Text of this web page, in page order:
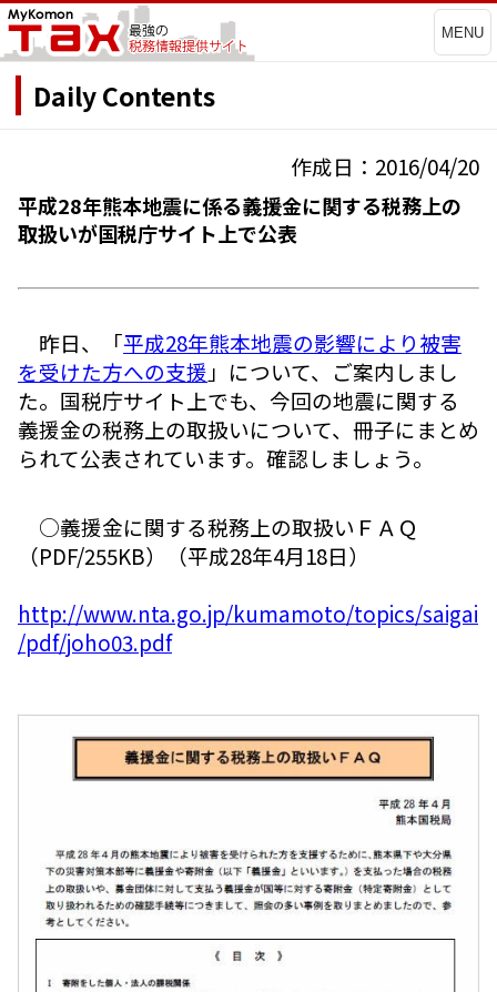
MENU
Daily Contents
作成日：2016/04/20
平成28年熊本地震に係る義援金に関する税務上の
取扱いが国税庁サイト上で公表
昨日、「平成28年熊本地震の影響により被害
を受けた方への支援 」について、ご案内しまし
た。国税庁サイト上でも、今回の地震に関する
義援金の税務上の取扱いについて、冊子にまとめ
られて公表されています。確認しましょう。
○義援金に関する税務上の取扱いＦＡＱ
（PDF/255KB）（平成28年4月18日）
http://www.nta.go.jp/kumamoto/topics/saigai
/pdf/joho03.pdf